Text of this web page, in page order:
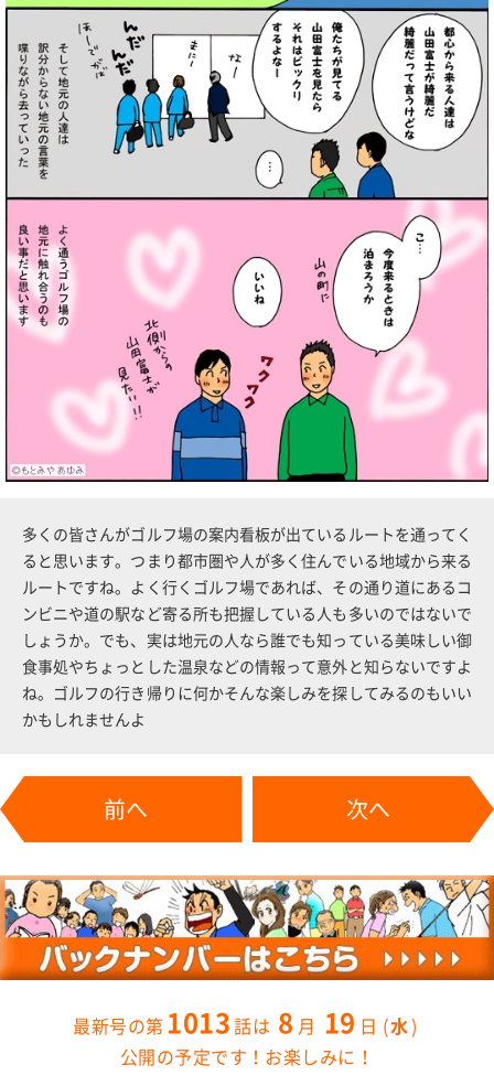
多くの皆さんがゴルフ場の案内看板が出ているルートを通ってく
ると思います。つまり都市圏や人が多く住んでいる地域から来る
ルートですね。よく行くゴルフ場であれば、その通り道にあるコ
ンビニや道の駅など寄る所も把握している人も多いのではないで
しょうか。でも、実は地元の人なら誰でも知っている美味しい御
食事処やちょっとした温泉などの情報って意外と知らないですよ
ね。ゴルフの行き帰りに何かそんな楽しみを探してみるのもいい
かもしれませんよ
前へ 次へ
1013 8 19
水
公開の予定です！お楽しみに！